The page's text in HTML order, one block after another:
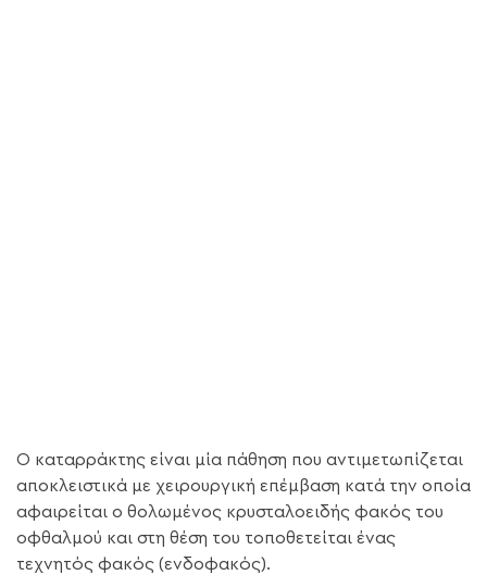
Ο καταρράκτης είναι μία πάθηση που αντιμετωπίζεται
αποκλειστικά με χειρουργική επέμβαση κατά την οποία
αφαιρείται ο θολωμένος κρυσταλοειδής φακός του
οφθαλμού και στη θέση του τοποθετείται ένας
τεχνητός φακός (ενδοφακός).